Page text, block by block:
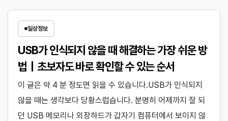
일상정보
USB가 인식되지 않을 때 해결하는 가장 쉬운 방
법｜초보자도 바로 확인할 수 있는 순서
이 글은 약 4 분 정도면 읽을 수 있습니다.USB가 인식되지
않을 때는 생각보다 당황스럽습니다. 분명히 어제까지 잘 되
던 USB 메모리나 외장하드가 갑자기 컴퓨터에서 보이지 않